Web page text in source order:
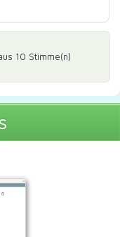
10 Stimme(n)